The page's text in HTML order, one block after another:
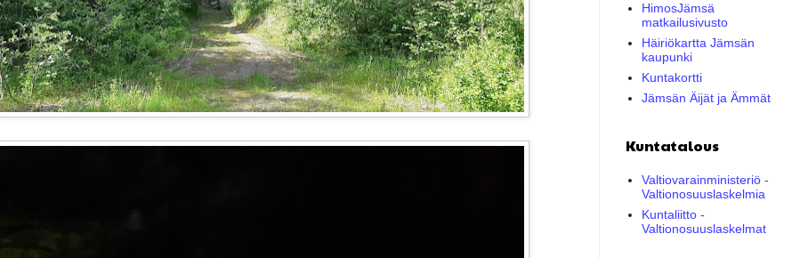
HimosJämsä
matkailusivusto
Häiriökartta Jämsän
kaupunki
Kuntakortti
Jämsän Äijät ja Ämmät
Kuntatalous
Valtiovarainministeriö -
Valtionosuuslaskelmia
Kuntaliitto -
Valtionosuuslaskelmat